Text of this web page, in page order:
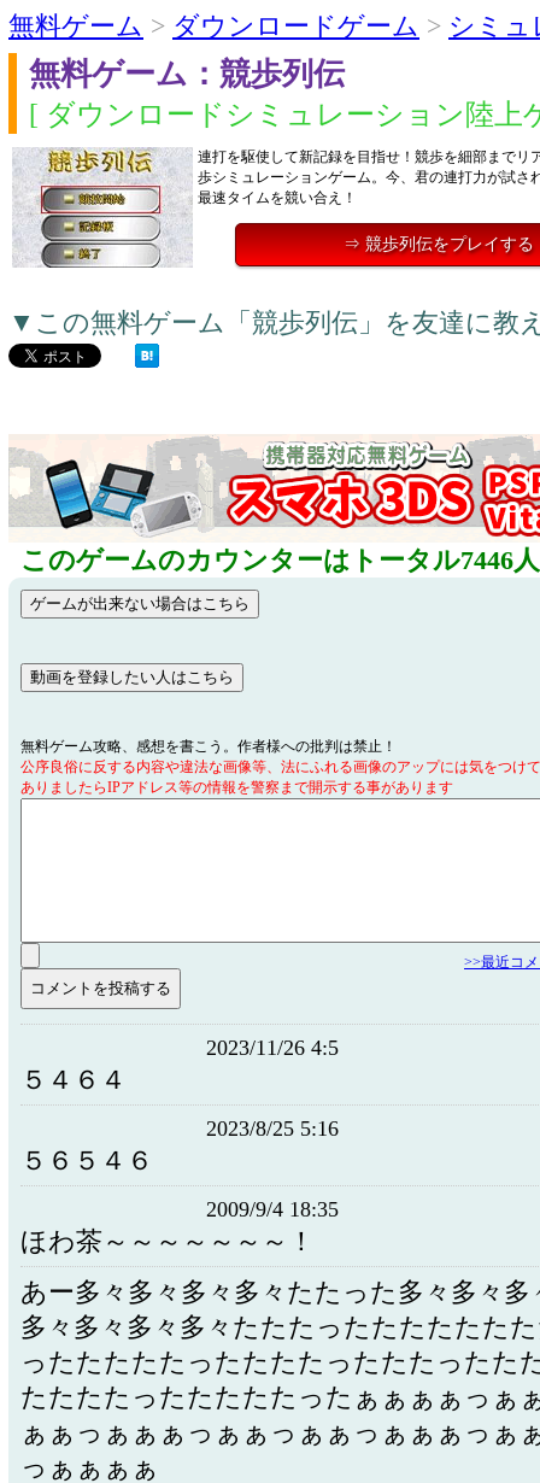
無料ゲーム > ダウンロードゲーム > シミュ
無料ゲーム：競歩列伝
[ ダウンロードシミュレーション陸上
連打を駆使して新記録を目指せ！競歩を細部までリ
歩シミュレーションゲーム。今、君の連打力が試
最速タイムを競い合え！
⇒ 競歩列伝をプレイする
▼この無料ゲーム「競歩列伝」を友達に教
このゲームのカウンターはトータル7446
無料ゲーム攻略、感想を書こう。作者様への批判は禁止！
公序良俗に反する内容や違法な画像等、法にふれる画像のアップには気をつけ
ありましたらIPアドレス等の情報を警察まで開示する事があります
>>最近コ
2023/11/26 4:5
５４６４
2023/8/25 5:16
５６５４６
2009/9/4 18:35
ほわ茶～～～～～～～！
あー多々多々多々多々たたった多々多々多
多々多々多々多々たたたったたたたたた
ったたたたたったたたたったたたったた
たたたたったたたたたったぁぁぁぁっぁ
ぁぁっぁぁぁっぁぁっぁぁっぁぁぁっぁ
っぁぁぁぁ